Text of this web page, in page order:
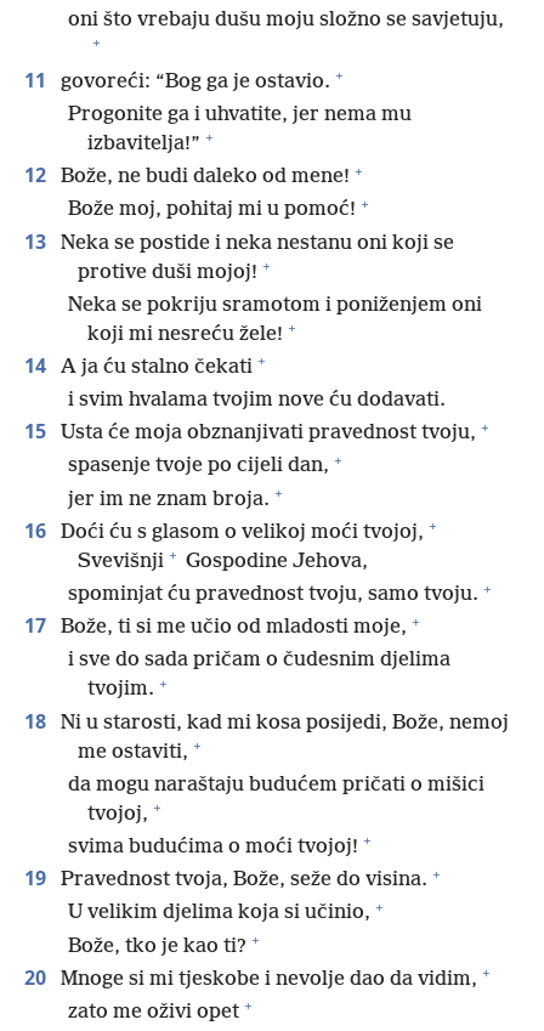
oni što vrebaju dušu moju složno se savjetuju,
+
11 govoreći: “Bog ga je ostavio. +
Progonite ga i uhvatite, jer nema mu
izbavitelja!” +
12 Bože, ne budi daleko od mene! +
Bože moj, pohitaj mi u pomoć! +
13
Neka se postide i neka nestanu oni koji se
protive duši mojoj! +
Neka se pokriju sramotom i poniženjem oni
koji mi nesreću žele! +
14 A ja ću stalno čekati +
i svim hvalama tvojim nove ću dodavati.
15 Usta će moja obznanjivati pravednost tvoju, +
spasenje tvoje po cijeli dan, +
jer im ne znam broja. +
16 Doći ću s glasom o velikoj moći tvojoj, +
Svevišnji + Gospodine Jehova,
spominjat ću pravednost tvoju, samo tvoju. +
17 Bože, ti si me učio od mladosti moje, +
i sve do sada pričam o čudesnim djelima
tvojim. +
18
Ni u starosti, kad mi kosa posijedi, Bože, nemoj
me ostaviti, +
da mogu naraštaju budućem pričati o mišici
tvojoj, +
svima budućima o moći tvojoj! +
19 Pravednost tvoja, Bože, seže do visina. +
U velikim djelima koja si učinio, +
Bože, tko je kao ti? +
20 Mnoge si mi tjeskobe i nevolje dao da vidim, +
zato me oživi opet +